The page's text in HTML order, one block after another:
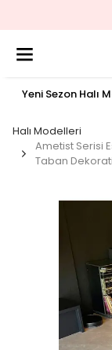
Yeni Sezon Halı
Halı Modelleri
Ametist Serisi
Taban